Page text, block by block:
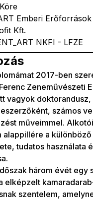
2017-ben
Zeneművészeti
vagyok
számos
műveimmel. Alkotói
alappillére a
tudatos használata
három évét egy
elképzelt
szentelem,
Emberi
Kft.
NKFI - LFZE